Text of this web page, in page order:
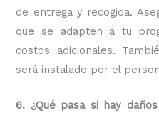
de entrega y recogida.
que se adapten a tu
costos adicionales.
será instalado por el
6. ¿Qué pasa si hay